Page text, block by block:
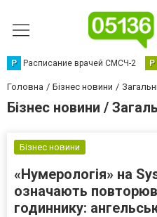
Р Расписание врачей СМСЧ-2 Р
Головна Бізнес новини
Бізнес новини /
Бізнес новини
«Нумерологія» на
означають
годиннику: